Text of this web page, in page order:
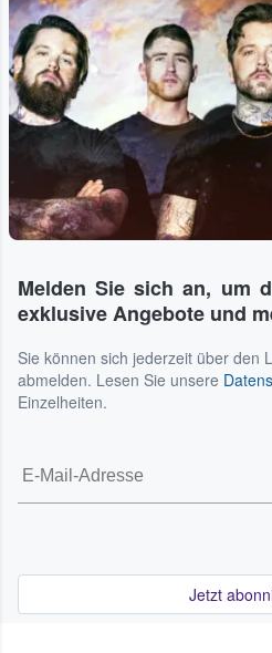
Melden Sie sich an, um
exklusive Angebote und
Sie können sich jederzeit über den
abmelden. Lesen Sie unsere
Einzelheiten.
Jetzt